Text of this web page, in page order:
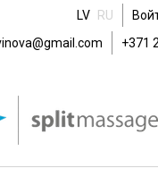
LV
RU
+371